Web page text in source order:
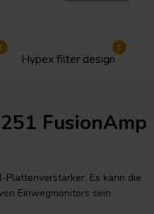
Hypex filter design
1
FusionAmp
Plattenverstärker. Es kann die
Einwegmonitors sein